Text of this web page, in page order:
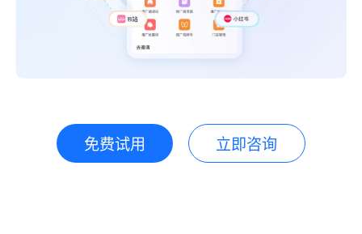
免费试用 立即咨询